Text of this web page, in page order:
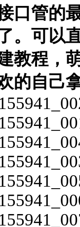
口管的
。可以
教程，
的自己